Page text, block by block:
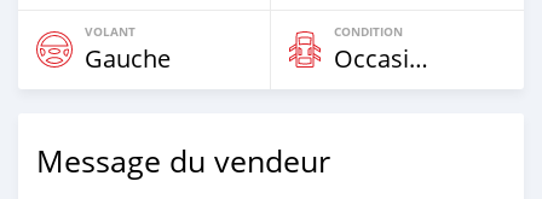
VOLANT
Gauche
CONDITION
Occasion
Message du vendeur